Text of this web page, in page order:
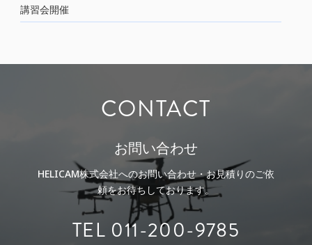
講習会開催
CONTACT
お問い合わせ
HELICAM株式会社へのお問い合わせ・お見積りのご依
頼をお待ちしております。
TEL 011-200-9785